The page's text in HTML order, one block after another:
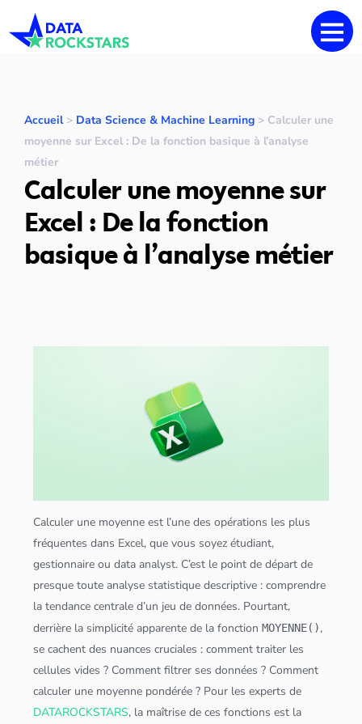
Accueil> Data Science & Machine Learning > Calculer une
moyenne sur Excel : De la fonction basique à l’analyse
métier
Calculer une moyenne sur
Excel : De la fonction
basique à l’analyse métier
Calculer une moyenne est l’une des opérations les plus
fréquentes dans Excel, que vous soyez étudiant,
gestionnaire oudata analyst. C’est le point de départ de
presque toute analyse statistique descriptive : comprendre
la tendance centrale d’un jeu dedonnées. Pourtant,
derrière la simplicité apparente de la fonctionMOYENNE(),
se cachent des nuances cruciales : comment traiter les
cellules vides ? Comment filtrer sesdonnées ? Comment
calculer une moyenne pondérée ? Pour les experts de
DATAROCKSTARS, la maîtrise de ces fonctions est la